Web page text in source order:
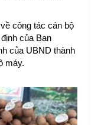
công tác cán bộ
của Ban
của UBND thành
máy.